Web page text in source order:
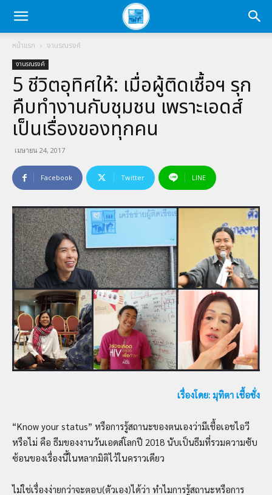
หน้าแรก งานรณรงค์
งานรณรงค์
5 ชีวิตอุทิศให้: เมื่อผู้ติดเชื้อฯ รุก
คืบทำงานกับชุมชน เพราะเอดส์
เป็นเรื่องของทุกคน
เมษายน 24, 2017
Facebook Twitter LINE
เรื่องโดย: มุทิตา เชื้อชั่ง
“Know your status” หรือการรู้สถานะของตนเองว่ามีเชื้อเอชไอวี
หรือไม่ คือ ธีมของงานวันเอดส์โลกปี 2018 นับเป็นธีมที่รวมความซับ
ซ้อนของเรื่องนี้ในหลากมิติไว้ในคราวเดียว
ไม่ใช่เรื่องง่ายกว่าจะตอบ(ตัวเอง)ได้ว่า ทำไมการรู้สถานะหรือการ